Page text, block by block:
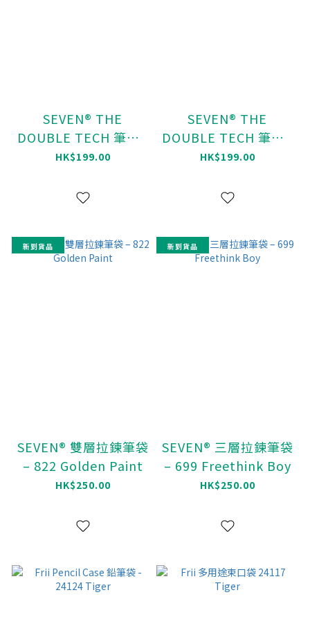
SEVEN® THE
DOUBLE TECH 筆袋 -
885 Stone
HK$199.00
SEVEN® THE
DOUBLE TECH 筆袋 -
506 Ocean Blue
HK$199.00
新到貨品
SEVEN® 雙層拉鍊筆袋
– 822 Golden Paint
HK$250.00
新到貨品
SEVEN® 三層拉鍊筆袋
– 699 Freethink Boy
HK$250.00